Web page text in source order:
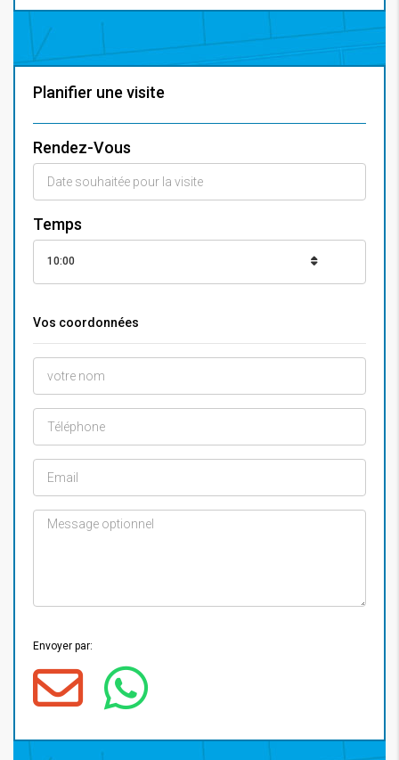
Planifier une visite
Rendez-Vous
Temps
10:00
Vos coordonnées
Envoyer par: